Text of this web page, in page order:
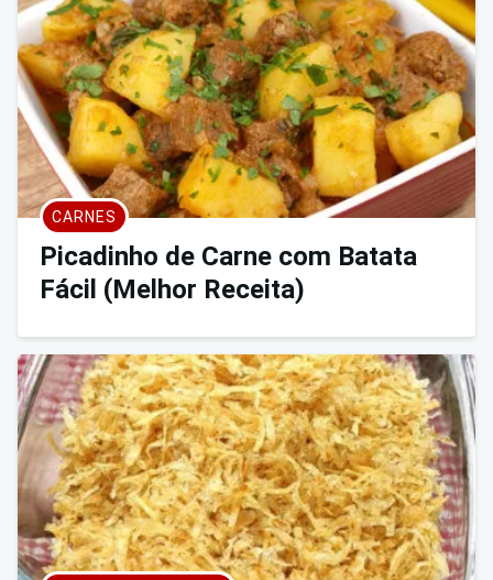
CARNES
Picadinho de Carne com Batata
Fácil (Melhor Receita)